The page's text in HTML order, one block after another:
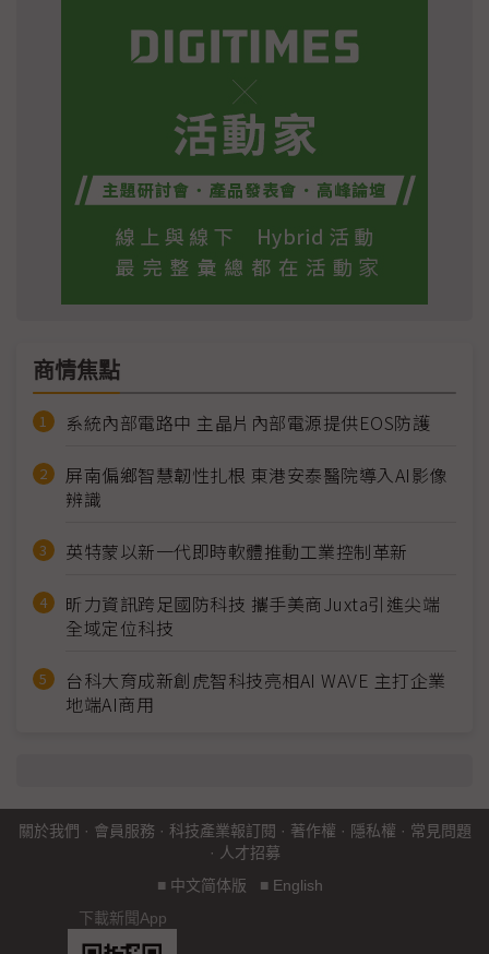
商情焦點
系統內部電路中 主晶片內部電源提供EOS防護
屏南偏鄉智慧韌性扎根 東港安泰醫院導入AI影像
辨識
英特蒙以新一代即時軟體推動工業控制革新
昕力資訊跨足國防科技 攜手美商Juxta引進尖端
全域定位科技
台科大育成新創虎智科技亮相AI WAVE 主打企業
地端AI商用
關於我們 · 會員服務 · 科技產業報訂閱 · 著作權 · 隱私權 · 常見問題
· 人才招募
■ 中文简体版 ■ English
下載新聞App